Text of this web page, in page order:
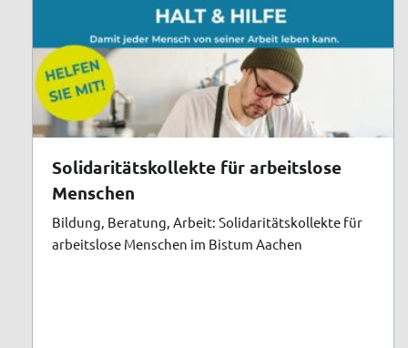
Solidaritätskollekte für arbeitslose
Menschen
Bildung, Beratung, Arbeit: Solidaritätskollekte für
arbeitslose Menschen im Bistum Aachen